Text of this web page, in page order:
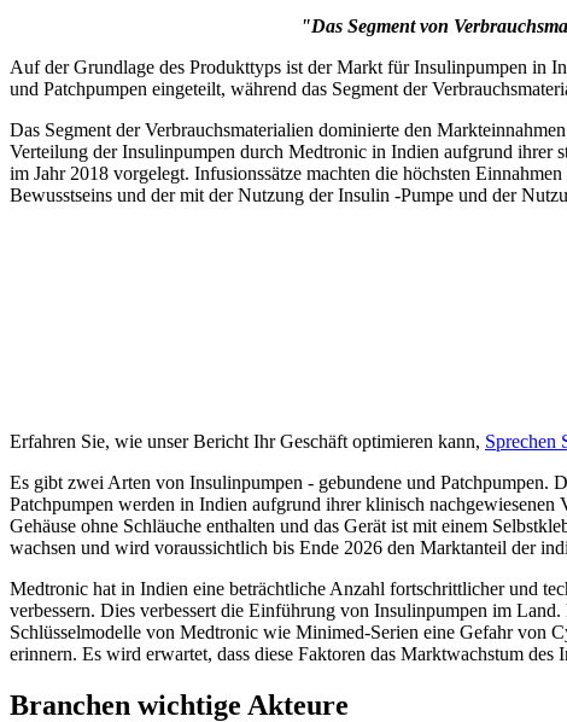
"Das Segment von
Auf der Grundlage des Produkttyps ist der Markt für Insulinpumpen in
und Patchpumpen eingeteilt, während das Segment der
Das Segment der Verbrauchsmaterialien dominierte den
Verteilung der Insulinpumpen durch Medtronic in Indien aufgrund ihrer
im Jahr 2018 vorgelegt. Infusionssätze machten die höchsten
Bewusstseins und der mit der Nutzung der Insulin -Pumpe und der
Erfahren Sie, wie unser Bericht Ihr Geschäft optimieren kann, Sprechen
Es gibt zwei Arten von Insulinpumpen - gebundene und Patchpumpen.
Patchpumpen werden in Indien aufgrund ihrer klinisch
Gehäuse ohne Schläuche enthalten und das Gerät ist mit einem
wachsen und wird voraussichtlich bis Ende 2026 den Marktanteil der
Medtronic hat in Indien eine beträchtliche Anzahl fortschrittlicher und
verbessern. Dies verbessert die Einführung von Insulinpumpen im
Schlüsselmodelle von Medtronic wie Minimed-Serien eine Gefahr von
erinnern. Es wird erwartet, dass diese Faktoren das Marktwachstum
Branchen wichtige Akteure